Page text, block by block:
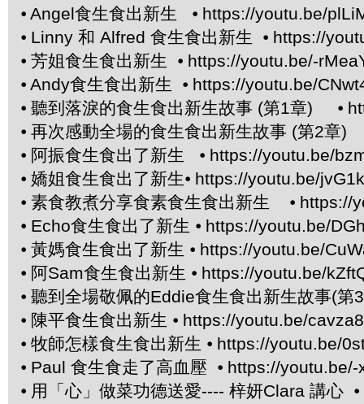
⦁ Angel食生食出新生 ⦁ https://youtu.be/
⦁ Linny 和 Alfred 食生食出新生 ⦁ https://
⦁ 芳姐食生食出新生 ⦁ https://youtu.be/-
⦁ Andy食生食出新生 ⦁ https://youtu.be/
⦁ 聽到落淚的食生食出新生故事 (第1章) ⦁
⦁ 再次感動全場的食生食出新生故事 (第2章)
⦁ 阿振食生食出了新生 ⦁ https://youtu.be/
⦁ 嬌姐食生食出了新生⦁ https://youtu.be/
⦁ 素食教煮分享食素食生食出新生 ⦁ https://
⦁ Echo食生食出了新生 ⦁ https://youtu.be/
⦁ 黃媽食生食出了新生 ⦁ https://youtu.be/
⦁ 阿Sam食生食出新生 ⦁ https://youtu.be/
⦁ 聽到全場敬佩的Eddie食生食出新生故事(第
⦁ 陳平食生食出新生 ⦁ https://youtu.be/
⦁ 牧師怎樣食生食出新生 ⦁ https://youtu.be/
⦁ Paul 食生食走了高血壓 ⦁ https://youtu.be/-
⦁ 用「心」做菜功德送愛---- 梓妍Clara 講心 ⦁